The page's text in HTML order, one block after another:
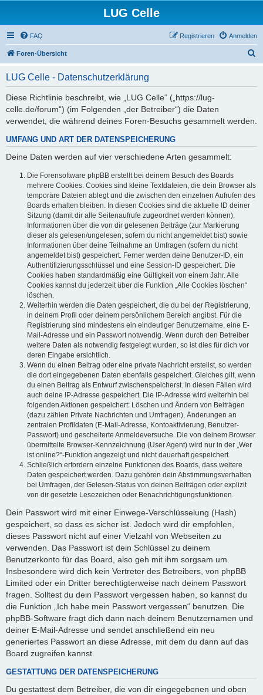
LUG Celle
FAQ Anmelden
Registrieren
Foren-Übersicht
LUG Celle - Datenschutzerklärung
Diese Richtlinie beschreibt, wie „LUG Celle“ („https://lug-
celle.de/forum“) (im Folgenden „der Betreiber“) die Daten
verwendet, die während deines Foren-Besuchs gesammelt werden.
UMFANG UND ART DER DATENSPEICHERUNG
Deine Daten werden auf vier verschiedene Arten gesammelt:
Die Forensoftware phpBB erstellt bei deinem Besuch des Boards
mehrere Cookies. Cookies sind kleine Textdateien, die dein Browser als
temporäre Dateien ablegt und die zwischen den einzelnen Aufrufen des
Boards erhalten bleiben. In diesen Cookies sind die aktuelle ID deiner
Sitzung (damit dir alle Seitenaufrufe zugeordnet werden können),
Informationen über die von dir gelesenen Beiträge (zur Markierung
dieser als gelesen/ungelesen; sofern du nicht angemeldet bist) sowie
Informationen über deine Teilnahme an Umfragen (sofern du nicht
angemeldet bist) gespeichert. Ferner werden deine Benutzer-ID, ein
Authentifizierungsschlüssel und eine Session-ID gespeichert. Die
Cookies haben standardmäßig eine Gültigkeit von einem Jahr. Alle
Cookies kannst du jederzeit über die Funktion „Alle Cookies löschen“
löschen.
Weiterhin werden die Daten gespeichert, die du bei der Registrierung,
in deinem Profil oder deinem persönlichem Bereich angibst. Für die
Registrierung sind mindestens ein eindeutiger Benutzername, eine E-
Mail-Adresse und ein Passwort notwendig. Wenn durch den Betreiber
weitere Daten als notwendig festgelegt wurden, so ist dies für dich vor
deren Eingabe ersichtlich.
Wenn du einen Beitrag oder eine private Nachricht erstellst, so werden
die dort eingegebenen Daten ebenfalls gespeichert. Gleiches gilt, wenn
du einen Beitrag als Entwurf zwischenspeicherst. In diesen Fällen wird
auch deine IP-Adresse gespeichert. Die IP-Adresse wird weiterhin bei
folgenden Aktionen gespeichert: Löschen und Ändern von Beiträgen
(dazu zählen Private Nachrichten und Umfragen), Änderungen an
zentralen Profildaten (E-Mail-Adresse, Kontoaktivierung, Benutzer-
Passwort) und gescheiterte Anmeldeversuche. Die von deinem Browser
übermittelte Browser-Kennzeichnung (User Agent) wird nur in der „Wer
ist online?“-Funktion angezeigt und nicht dauerhaft gespeichert.
Schließlich erfordern einzelne Funktionen des Boards, dass weitere
Daten gespeichert werden. Dazu gehören dein Abstimmungsverhalten
bei Umfragen, der Gelesen-Status von deinen Beiträgen oder explizit
von dir gesetzte Lesezeichen oder Benachrichtigungsfunktionen.
Dein Passwort wird mit einer Einwege-Verschlüsselung (Hash)
gespeichert, so dass es sicher ist. Jedoch wird dir empfohlen,
dieses Passwort nicht auf einer Vielzahl von Webseiten zu
verwenden. Das Passwort ist dein Schlüssel zu deinem
Benutzerkonto für das Board, also geh mit ihm sorgsam um.
Insbesondere wird dich kein Vertreter des Betreibers, von phpBB
Limited oder ein Dritter berechtigterweise nach deinem Passwort
fragen. Solltest du dein Passwort vergessen haben, so kannst du
die Funktion „Ich habe mein Passwort vergessen“ benutzen. Die
phpBB-Software fragt dich dann nach deinem Benutzernamen und
deiner E-Mail-Adresse und sendet anschließend ein neu
generiertes Passwort an diese Adresse, mit dem du dann auf das
Board zugreifen kannst.
GESTATTUNG DER DATENSPEICHERUNG
Du gestattest dem Betreiber, die von dir eingegebenen und oben